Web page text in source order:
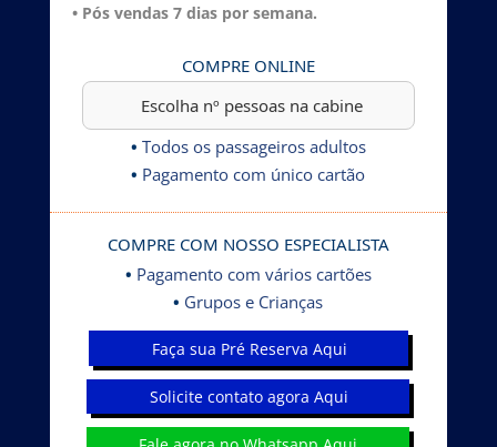
• Pós vendas 7 dias por semana.
COMPRE ONLINE
• Todos os passageiros adultos
• Pagamento com único cartão
COMPRE COM NOSSO ESPECIALISTA
• Pagamento com vários cartões
• Grupos e Crianças
Faça sua Pré Reserva Aqui
Solicite contato agora Aqui